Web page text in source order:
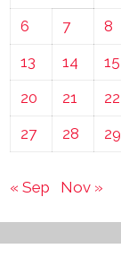
6
7 8
13
14 15
20
21 22
27
28 29
« Sep Nov »